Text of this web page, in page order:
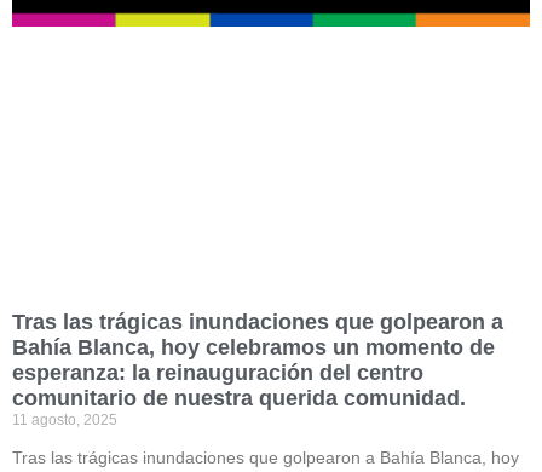
Tras las trágicas inundaciones que golpearon a
Bahía Blanca, hoy celebramos un momento de
esperanza: la reinauguración del centro
comunitario de nuestra querida comunidad.
11 agosto, 2025
Tras las trágicas inundaciones que golpearon a Bahía Blanca, hoy